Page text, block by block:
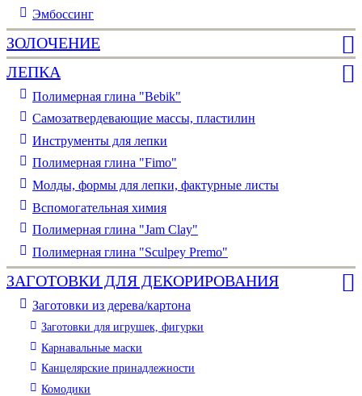
Эмбоссинг
ЗОЛОЧЕНИЕ
ЛЕПКА
Полимерная глина "Bebik"
Самозатвердевающие массы, пластилин
Инструменты для лепки
Полимерная глина "Fimo"
Молды, формы для лепки, фактурные листы
Вспомогательная химия
Полимерная глина "Jam Clay"
Полимерная глина "Sculpey Premo"
ЗАГОТОВКИ ДЛЯ ДЕКОРИРОВАНИЯ
Заготовки из дерева/картона
Заготовки для игрушек, фигурки
Карнавальные маски
Канцелярские принадлежности
Комодики